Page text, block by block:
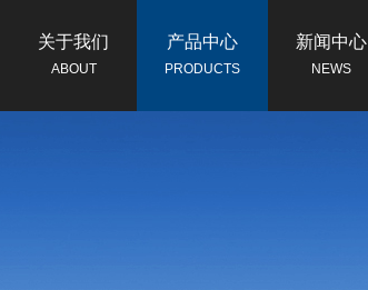
关于我们
ABOUT
产品中心
PRODUCTS
新闻中心
NEWS